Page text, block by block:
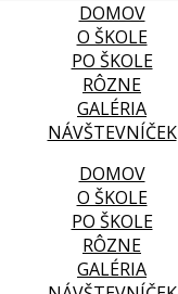
DOMOV
O ŠKOLE
PO ŠKOLE
RÔZNE
GALÉRIA
NÁVŠTEVNÍČEK
DOMOV
O ŠKOLE
PO ŠKOLE
RÔZNE
GALÉRIA